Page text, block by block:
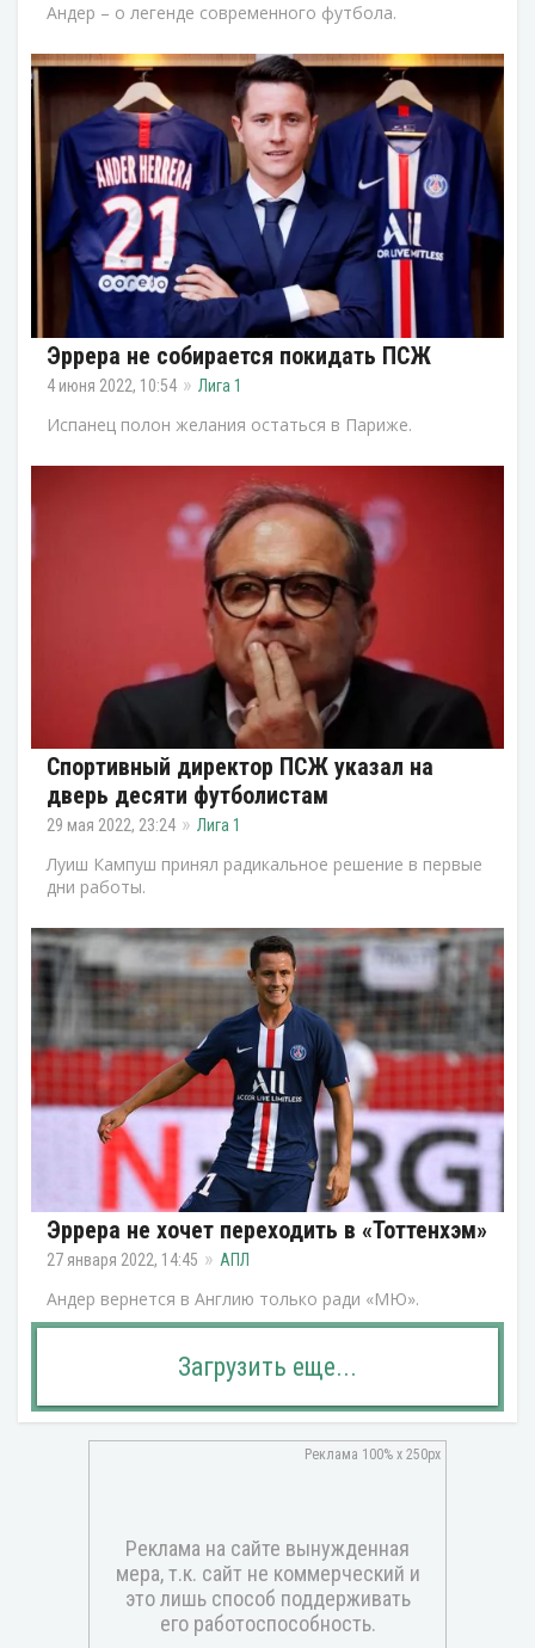
Андер – о легенде современного футбола.
Эррера не собирается покидать ПСЖ
4 июня 2022, 10:54 Лига 1
Испанец полон желания остаться в Париже.
Спортивный директор ПСЖ указал на
дверь десяти футболистам
29 мая 2022, 23:24 Лига 1
Луиш Кампуш принял радикальное решение в первые
дни работы.
Эррера не хочет переходить в «Тоттенхэм»
27 января 2022, 14:45 АПЛ
Андер вернется в Англию только ради «МЮ».
Загрузить еще...